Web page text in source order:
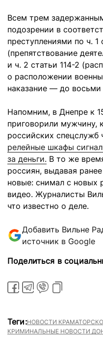
Всем трем
подозрении в
преступлениями по ч. 1
(препятствование
и ч. 2 статьи 114-2
о расположении
наказание — до восьми
Напомним, в Днепре к
приговорили мужчину,
российских спецслужб
релейные шкафы
за деньги. В то же
россиян, выдавая
новые: снимал с новых
видео. Журналисты
что известно о деле.
Добавить Вильне
источник в Google
Поделиться в
Теги:НОВОСТИ
КРИМИНАЛЬНЫЕ НОВОСТИ